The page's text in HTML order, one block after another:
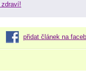
zdraví!
přidat článek na